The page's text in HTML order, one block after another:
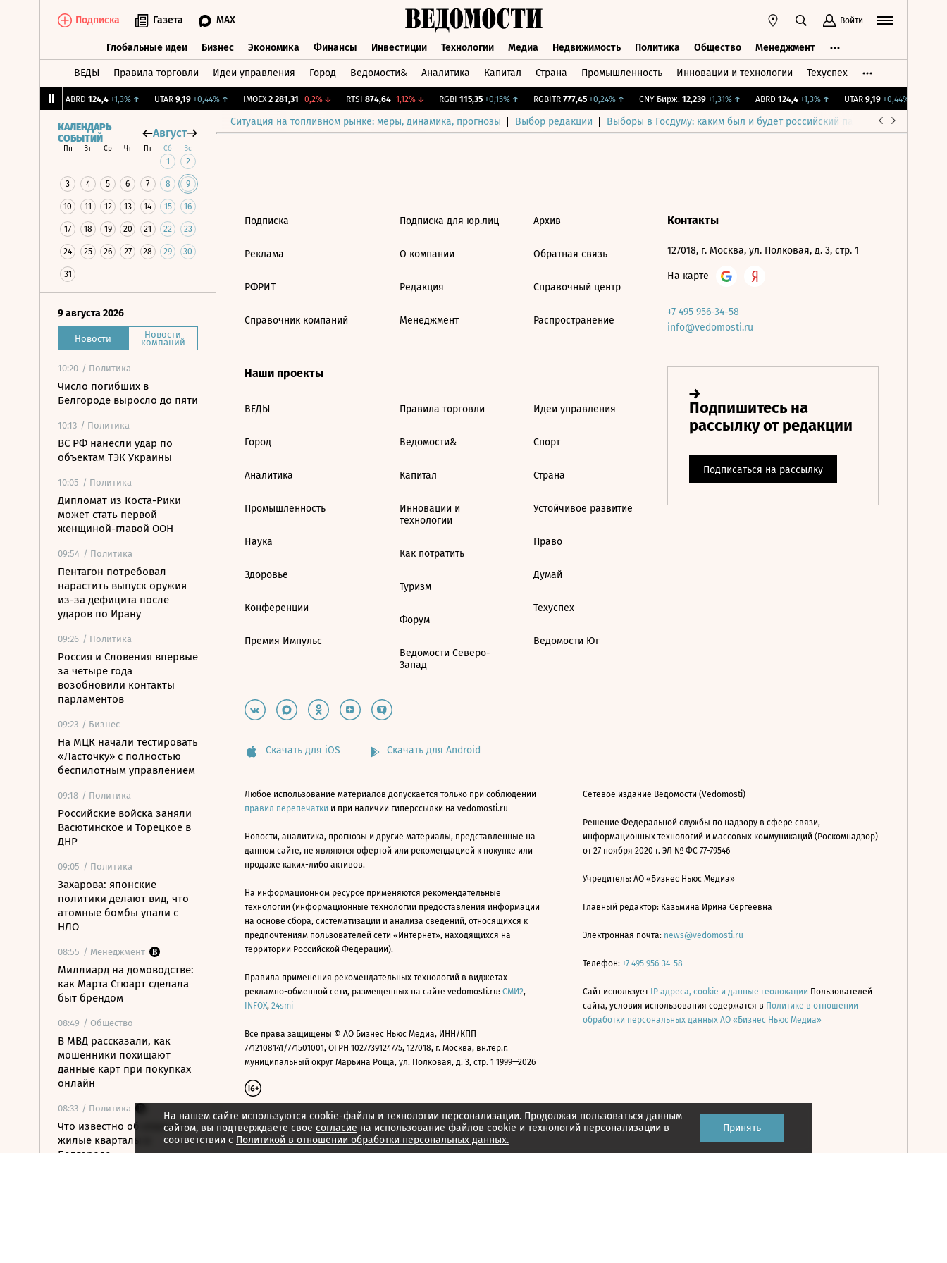
Подписка Газета MAX Войти
Глобальные идеи Бизнес Экономика Финансы Инвестиции Технологии Медиа Недвижимость Политика Общество Менеджмент
ВЕДЫ Правила торговли Идеи управления Город Ведомости& Аналитика Капитал Страна Промышленность Инновации и технологии Техуспех
ABRD 124,4 +1,3%↑ UTAR 9,19 +0,44%↑ IMOEX 2 281,31 -0,2%↓ RTSI 874,64 -1,12%↓ RGBI 115,35 +0,15%↑ RGBITR 777,45 +0,24%↑ CNY Бирж. 12,239 +1,31%↑ ABRD 124,4 +1,3%↑ UTAR 9,19 +0,44%↑
Ситуация на топливном рынке: меры, динамика, прогнозы Выбор редакции Выборы в Госдуму: каким был и будет российский парламент
КАЛЕНДАРЬ
СОБЫТИЙ
Август
Пн Вт Ср Чт Пт Сб Вс
1 2
3 4 5 6 7 8 9
10 11 12 13 14 15 16
17 18 19 20 21 22 23
24 25 26 27 28 29 30
31
9 августа 2026
Новости Новости
компаний
10:20 / Политика
Число погибших в
Белгороде выросло до пяти
10:13 / Политика
ВС РФ нанесли удар по
объектам ТЭК Украины
10:05 / Политика
Дипломат из Коста-Рики
может стать первой
женщиной-главой ООН
09:54 / Политика
Пентагон потребовал
нарастить выпуск оружия
из-за дефицита после
ударов по Ирану
09:26 / Политика
Россия и Словения впервые
за четыре года
возобновили контакты
парламентов
09:23 / Бизнес
На МЦК начали тестировать
«Ласточку» с полностью
беспилотным управлением
09:18 / Политика
Российские войска заняли
Васютинское и Торецкое в
ДНР
09:05 / Политика
Захарова: японские
политики делают вид, что
атомные бомбы упали с
НЛО
08:55 / Менеджмент
Миллиард на домоводстве:
как Марта Стюарт сделала
быт брендом
08:49 / Общество
В МВД рассказали, как
мошенники похищают
данные карт при покупках
онлайн
08:33 / Политика
Что известно об атаке на
жилые кварталы в
Белгороде
На нашем сайте используются cookie-файлы и технологии персонализации. Продолжая пользоваться данным
сайтом, вы подтверждаете свое согласие на использование файлов cookie и технологий персонализации в
соответствии с Политикой в отношении обработки персональных данных.
Принять
Подписка
Реклама
РФРИТ
Справочник компаний
Подписка для юр.лиц
О компании
Редакция
Менеджмент
Архив
Обратная связь
Справочный центр
Распространение
Наши проекты
ВЕДЫ
Город
Аналитика
Промышленность
Наука
Здоровье
Конференции
Премия Импульс
Правила торговли
Ведомости&
Капитал
Инновации и
технологии
Как потратить
Туризм
Форум
Ведомости Северо-
Запад
Идеи управления
Спорт
Страна
Устойчивое развитие
Право
Думай
Техуспех
Ведомости Юг
Контакты
127018, г. Москва, ул. Полковая, д. 3, стр. 1
На карте
+7 495 956-34-58
info@vedomosti.ru
Скачать для iOS Скачать для Android
Любое использование материалов допускается только при соблюдении
правил перепечатки и при наличии гиперссылки на vedomosti.ru
Новости, аналитика, прогнозы и другие материалы, представленные на
данном сайте, не являются офертой или рекомендацией к покупке или
продаже каких-либо активов.
На информационном ресурсе применяются рекомендательные
технологии (информационные технологии предоставления информации
на основе сбора, систематизации и анализа сведений, относящихся к
предпочтениям пользователей сети «Интернет», находящихся на
территории Российской Федерации).
Правила применения рекомендательных технологий в виджетах
рекламно-обменной сети, размещенных на сайте vedomosti.ru: СМИ2,
INFOX, 24smi
Все права защищены © АО Бизнес Ньюс Медиа, ИНН/КПП
7712108141/771501001, ОГРН 1027739124775, 127018, г. Москва, вн.тер.г.
муниципальный округ Марьина Роща, ул. Полковая, д. 3, стр. 1 1999—2026
Сетевое издание Ведомости (Vedomosti)
Решение Федеральной службы по надзору в сфере связи,
информационных технологий и массовых коммуникаций (Роскомнадзор)
от 27 ноября 2020 г. ЭЛ № ФС 77-79546
Учредитель: АО «Бизнес Ньюс Медиа»
Главный редактор: Казьмина Ирина Сергеевна
Электронная почта: news@vedomosti.ru
Телефон: +7 495 956-34-58
Сайт использует IP адреса, cookie и данные геолокации Пользователей
сайта, условия использования содержатся в Политике в отношении
обработки персональных данных АО «Бизнес Ньюс Медиа»